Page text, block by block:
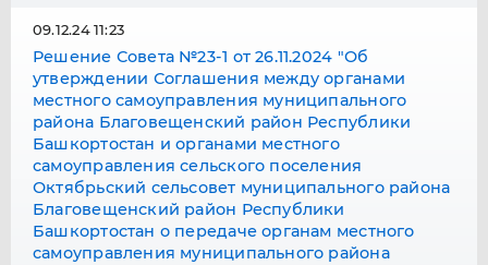
Решение Совета №23-1 от 26.11.2024 "Об
утверждении Соглашения между органами
местного самоуправления муниципального
района Благовещенский район Республики
Башкортостан и органами местного
самоуправления сельского поселения
Октябрьский сельсовет муниципального района
Благовещенский район Республики
Башкортостан о передаче органам местного
самоуправления муниципального района
09.12.24 11:23